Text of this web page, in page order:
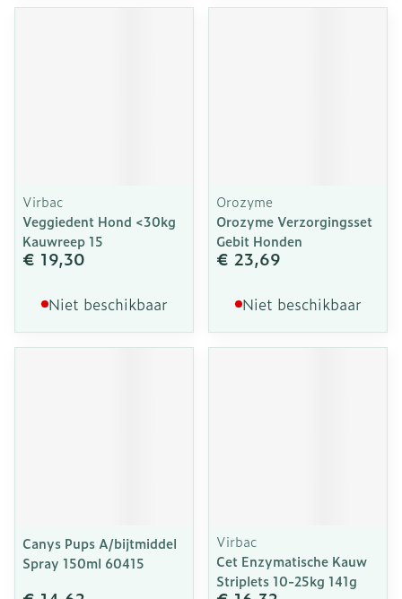
Virbac
Veggiedent Hond <30kg
Kauwreep 15
€ 19,30
Niet beschikbaar
Orozyme
Orozyme Verzorgingsset
Gebit Honden
€ 23,69
Niet beschikbaar
Canys Pups A/bijtmiddel
Spray 150ml 60415
Virbac
Cet Enzymatische Kauw
Striplets 10-25kg 141g